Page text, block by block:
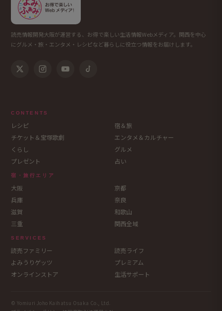
読売情報開発大阪が運営する、お得で楽しい生活情報Webメディア。関西を中心
にグルメ・旅・エンタメ・レシピなど暮らしに役立つ情報をお届けします。
CONTENTS
レシピ
宿＆旅
チケット＆宝塚歌劇
エンタメ＆カルチャー
くらし
グルメ
プレゼント
占い
宿・旅行エリア
大阪
京都
兵庫
奈良
滋賀
和歌山
三重
関西全域
SERVICES
読売ファミリー
読売ライフ
よみうりゲッツ
プレミアム
オンラインストア
生活サポート
© Yomiuri Joho Kaihatsu Osaka Co., Ltd.